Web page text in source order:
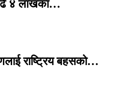
४ लाखका…
राष्ट्रिय बहसको…